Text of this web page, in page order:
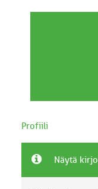
Profiili
Näytä